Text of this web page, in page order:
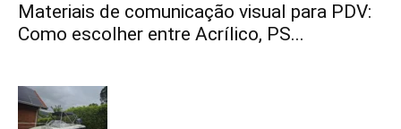
Materiais de comunicação visual para PDV:
Como escolher entre Acrílico, PS...